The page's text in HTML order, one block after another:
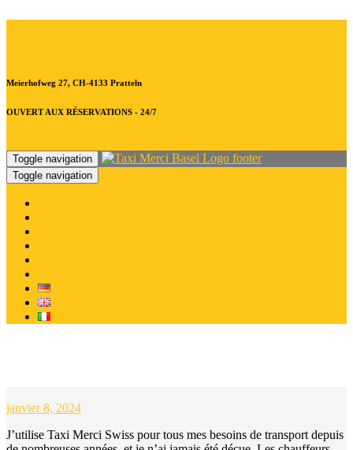
Meierhofweg 27, CH-4133 Pratteln
OUVERT AUX RÉSERVATIONS - 24/7
Toggle navigation
Toggle navigation
janvier 8, 2024
J’utilise Taxi Merci Swiss pour tous mes besoins de transport depuis